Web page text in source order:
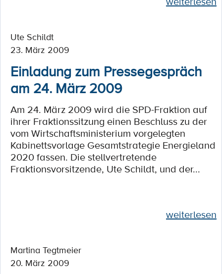
Ute Schildt
23. März 2009
Einladung zum Pressegespräch
am 24. März 2009
Am 24. März 2009 wird die SPD-Fraktion auf
ihrer Fraktionssitzung einen Beschluss zu der
vom Wirtschaftsministerium vorgelegten
Kabinettsvorlage Gesamtstrategie Energieland
2020 fassen. Die stellvertretende
Fraktionsvorsitzende, Ute Schildt, und der...
weiterlesen
Martina Tegtmeier
20. März 2009